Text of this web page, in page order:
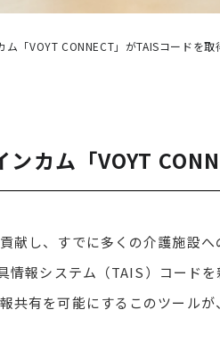
「VOYT CONNECT」がTAISコードを取
カム「VOYT
献し、すでに多くの介護施設
報システム（TAIS）コード
共有を可能にするこのツール